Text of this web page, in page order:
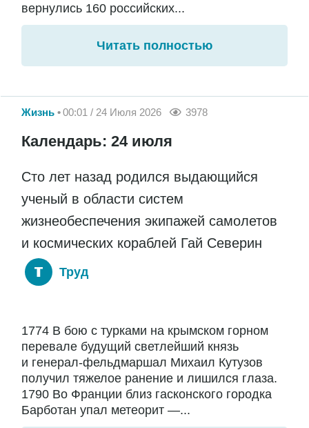
вернулись 160 российских...
Читать полностью
Жизнь 00:01 / 24 Июля 2026 3978
Календарь: 24 июля
Сто лет назад родился выдающийся
ученый в области систем
жизнеобеспечения экипажей самолетов
и космических кораблей Гай Северин
Труд
1774 В бою с турками на крымском горном
перевале будущий светлейший князь
и генерал-фельдмаршал Михаил Кутузов
получил тяжелое ранение и лишился глаза.
1790 Во Франции близ гасконского городка
Барботан упал метеорит —...